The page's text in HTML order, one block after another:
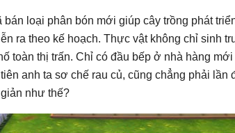
bán loại phân bón mới giúp cây trồng phát
ra theo kế hoạch. Thực vật không chỉ sinh
toàn thị trấn. Chỉ có đầu bếp ở nhà hàng
anh ta sơ chế rau củ, cũng chẳng phải
như thế?